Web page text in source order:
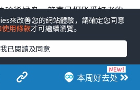
稀候鸟，简直是摄影爱好者的
本周好去处
來改善您的網站體驗，請確定您同意
用條款才可繼續瀏覽。
我已閱讀及同意